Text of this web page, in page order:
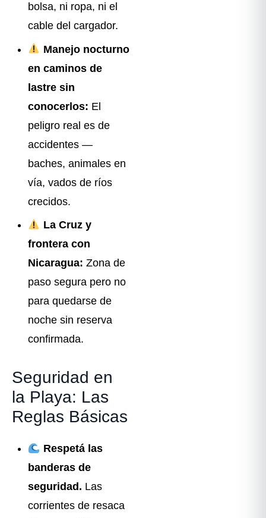
bolsa, ni ropa, ni el
cable del cargador.
Manejo nocturno
en caminos de
lastre sin
conocerlos: El
peligro real es de
accidentes —
baches, animales en
vía, vados de ríos
crecidos.
La Cruz y
frontera con
Nicaragua: Zona de
paso segura pero no
para quedarse de
noche sin reserva
confirmada.
Seguridad en
la Playa: Las
Reglas Básicas
Respetá las
banderas de
seguridad. Las
corrientes de resaca